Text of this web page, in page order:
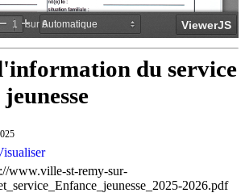
du service
www.ville-st-remy-sur-
2026.pdf